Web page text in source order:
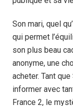
Son mari, quel
qui permet
son plus beau
anonyme, une
acheter. Tant
informer avec
France 2, le